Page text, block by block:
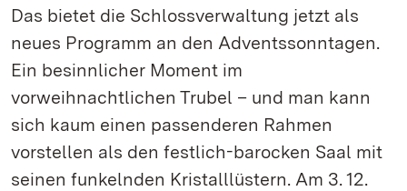
Das bietet die Schlossverwaltung jetzt als
neues Programm an den Adventssonntagen.
Ein besinnlicher Moment im
vorweihnachtlichen Trubel – und man kann
sich kaum einen passenderen Rahmen
vorstellen als den festlich-barocken Saal mit
seinen funkelnden Kristalllüstern. Am 3. 12.